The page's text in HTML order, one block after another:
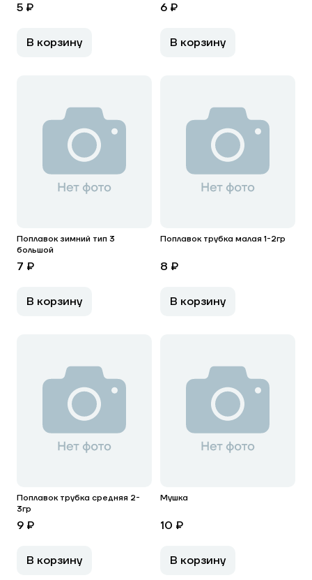
5 ₽
В корзину
6 ₽
В корзину
Поплавок зимний тип 3
большой
7 ₽
В корзину
Поплавок трубка малая 1-2гр
8 ₽
В корзину
Поплавок трубка средняя 2-
3гр
9 ₽
В корзину
Мушка
10 ₽
В корзину